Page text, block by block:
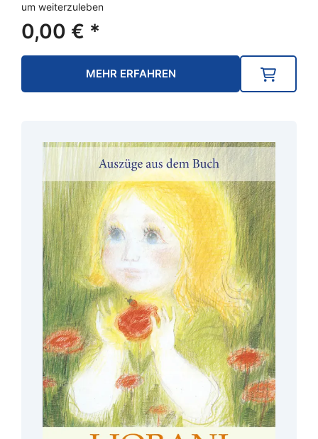
um weiterzuleben
0,00 € *
MEHR ERFAHREN